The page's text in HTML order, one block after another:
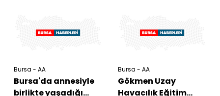
Bursa - AA
Bursa'da annesiyle
birlikte yaşadığı
Bursa - AA
Gökmen Uzay
Havacılık Eğitim